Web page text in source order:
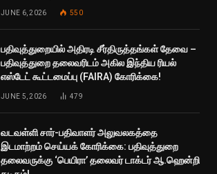
JUNE 6, 2026 550
பதிவுத்துறையில் அதிரடி சீர்திருத்தங்கள் தேவை –
பதிவுத்துறை தலைவரிடம் அகில இந்திய ரியல்
எஸ்டேட் கூட்டமைப்பு (FAIRA) கோரிக்கை!
JUNE 5, 2026 479
வடவள்ளி சார்-பதிவாளர் அலுவலகத்தை
இடமாற்றம் செய்யக் கோரிக்கை: பதிவுத்துறை
தலைவருக்கு ‘பெயிரா’ தலைவர் டாக்டர் ஆ.ஹென்றி